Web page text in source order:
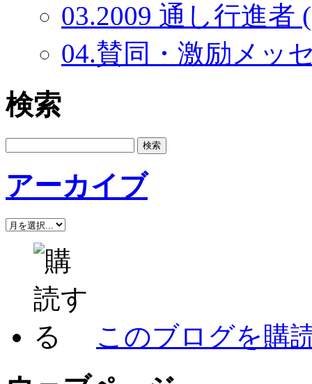
03.2009 通し行進者
04.賛同・激励メッ
検索
アーカイブ
このブログを購